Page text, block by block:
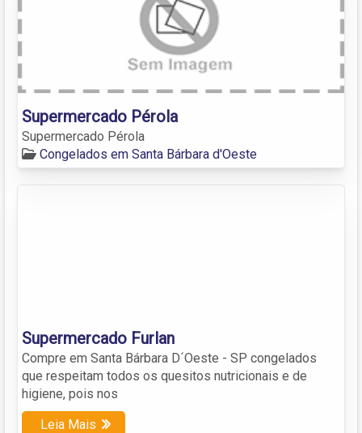
Supermercado Pérola
Supermercado Pérola
Congelados em Santa Bárbara d'Oeste
Supermercado Furlan
Compre em Santa Bárbara D´Oeste - SP congelados
que respeitam todos os quesitos nutricionais e de
higiene, pois nos
Leia Mais